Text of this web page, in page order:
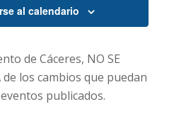
al calendario
de Cáceres, NO SE
de los cambios que puedan
publicados.